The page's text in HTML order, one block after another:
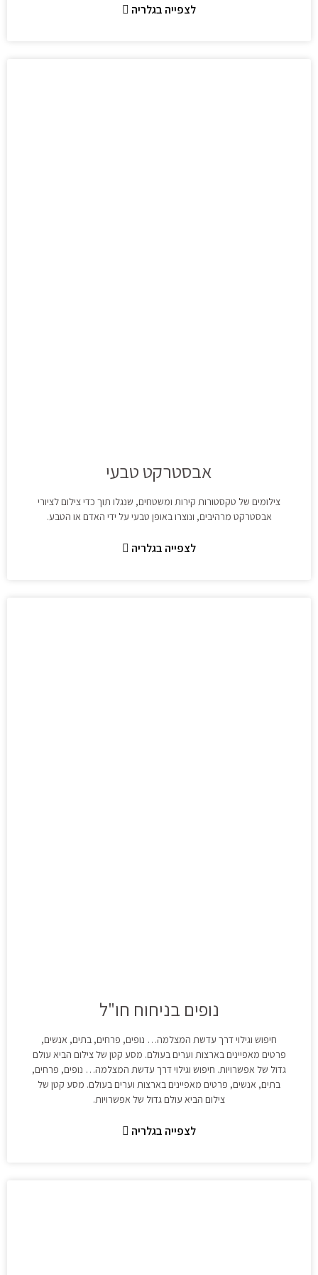
לצפייה בגלריה
אבסטרקט טבעי
צילומים של טקסטורות קירות ומשטחים, שנגלו תוך כדי צילום לציורי
אבסטרקט מרהיבים, ונוצרו באופן טבעי על ידי האדם או הטבע.
לצפייה בגלריה
נופים בניחוח חו"ל
חיפוש וגילוי דרך עדשת המצלמה… נופים, פרחים, בתים, אנשים,
פרטים מאפיינים בארצות וערים בעולם. מסע קטן של צילום הביא עולם
גדול של אפשרויות. חיפוש וגילוי דרך עדשת המצלמה… נופים, פרחים,
בתים, אנשים, פרטים מאפיינים בארצות וערים בעולם. מסע קטן של
צילום הביא עולם גדול של אפשרויות.
לצפייה בגלריה